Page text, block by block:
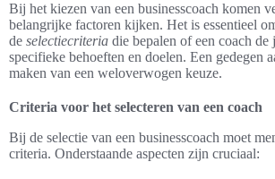
Bij het kiezen van een businesscoach komen
belangrijke factoren kijken. Het is essentieel
de selectiecriteria die bepalen of een coach
specifieke behoeften en doelen. Een gedegen
maken van een weloverwogen keuze.
Criteria voor het selecteren van een coach
Bij de selectie van een businesscoach moet
criteria. Onderstaande aspecten zijn cruciaal: